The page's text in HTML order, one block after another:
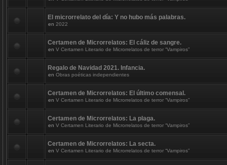
El microrrelato del día: Y no hubo más palabras.
en 2022
Certamen de Microrrelatos: El cáliz de sangre.
en V Certamen Literario de Microrrelatos de terror “Vampiros”
Regalo de Navidad 2021. Infancia.
en Obras poéticas independientes
Certamen de Microrrelatos: El último comensal.
en V Certamen Literario de Microrrelatos de terror “Vampiros”
Certamen de Microrrelatos: La plaga.
en V Certamen Literario de Microrrelatos de terror “Vampiros”
Certamen de Microrrelatos: La secta.
en V Certamen Literario de Microrrelatos de terror “Vampiros”